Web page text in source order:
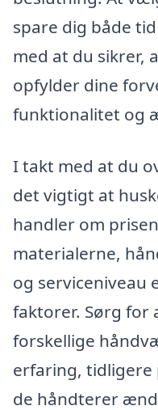
spare dig både
med at du sikrer,
opfylder dine
funktionalitet og
I takt med at du
det vigtigt at
handler om
materialerne,
og serviceniveau
faktorer. Sørg for
forskellige
erfaring, tidligere
de håndterer